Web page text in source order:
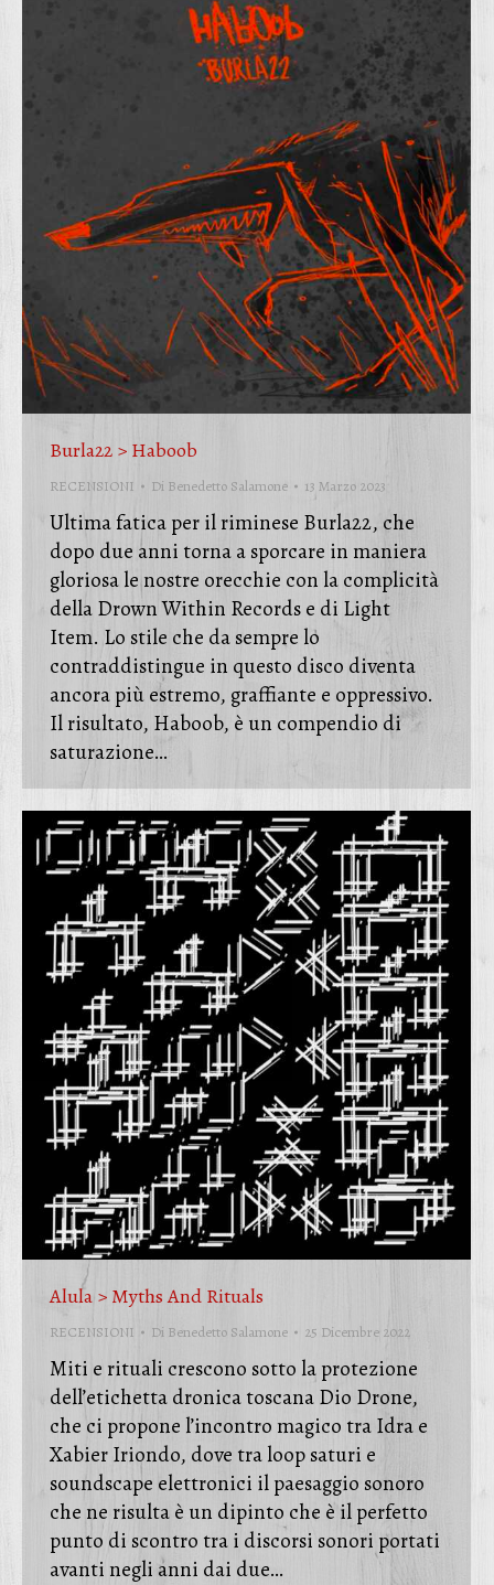
Burla22 > Haboob
RECENSIONI Di Benedetto Salamone 13 Marzo 2023
Ultima fatica per il riminese Burla22, che
dopo due anni torna a sporcare in maniera
gloriosa le nostre orecchie con la complicità
della Drown Within Records e di Light
Item. Lo stile che da sempre lo
contraddistingue in questo disco diventa
ancora più estremo, graffiante e oppressivo.
Il risultato, Haboob, è un compendio di
saturazione…
Alula > Myths And Rituals
RECENSIONI Di Benedetto Salamone 25 Dicembre 2022
Miti e rituali crescono sotto la protezione
dell’etichetta dronica toscana Dio Drone,
che ci propone l’incontro magico tra Idra e
Xabier Iriondo, dove tra loop saturi e
soundscape elettronici il paesaggio sonoro
che ne risulta è un dipinto che è il perfetto
punto di scontro tra i discorsi sonori portati
avanti negli anni dai due…